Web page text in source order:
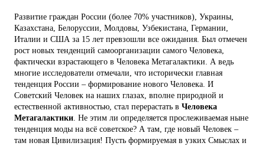
Развитие граждан России (более 70% участников), Украины,
Казахстана, Белоруссии, Молдовы, Узбекистана, Германии,
Италии и США за 15 лет превзошли все ожидания. Был отмечен
рост новых тенденций самоорганизации самого Человека,
фактически взрастающего в Человека Метагалактики. А ведь
многие исследователи отмечали, что исторически главная
тенденция России – формирование нового Человека. И
Советский Человек на наших глазах, вполне природной и
естественной активностью, стал перерастать в Человека
Метагалактики . Не этим ли определяется прослеживаемая ныне
тенденция моды на всё советское? А там, где новый Человек –
там новая Цивилизация! Пусть формируемая в узких Смыслах и